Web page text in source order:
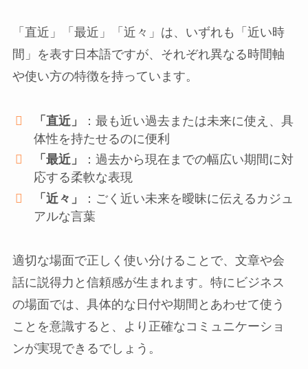
「直近」「最近」「近々」は、いずれも「近い時
間」を表す日本語ですが、それぞれ異なる時間軸
や使い方の特徴を持っています。
「直近」
：最も近い過去または未来に使え、具
体性を持たせるのに便利
「最近」
：過去から現在までの幅広い期間に対
応する柔軟な表現
「近々」
：ごく近い未来を曖昧に伝えるカジュ
アルな言葉
適切な場面で正しく使い分けることで、文章や会
話に説得力と信頼感が生まれます。特にビジネス
の場面では、具体的な日付や期間とあわせて使う
ことを意識すると、より正確なコミュニケーショ
ンが実現できるでしょう。